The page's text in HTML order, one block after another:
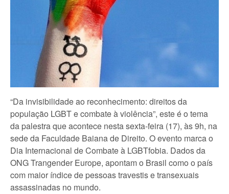
“Da invisibilidade ao reconhecimento: direitos da
população LGBT e combate à violência”, este é o tema
da palestra que acontece nesta sexta-feira (17), às 9h, na
sede da Faculdade Baiana de Direito. O evento marca o
Dia Internacional de Combate à LGBTfobia. Dados da
ONG Trangender Europe, apontam o Brasil como o país
com maior índice de pessoas travestis e transexuais
assassinadas no mundo.